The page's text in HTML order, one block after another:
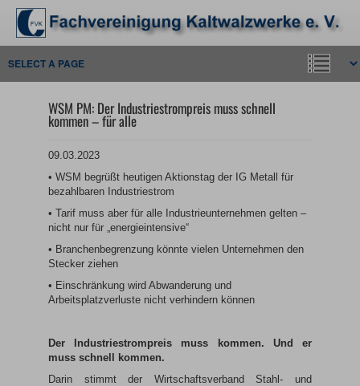
WSM PM: Der Industriestrompreis muss schnell
kommen – für alle
09.03.2023
• WSM begrüßt heutigen Aktionstag der IG Metall für
bezahlbaren Industriestrom
• Tarif muss aber für alle Industrieunternehmen gelten –
nicht nur für „energieintensive“
• Branchenbegrenzung könnte vielen Unternehmen den
Stecker ziehen
• Einschränkung wird Abwanderung und
Arbeitsplatzverluste nicht verhindern können
Der Industriestrompreis muss kommen. Und er
muss schnell kommen.
Darin stimmt der Wirtschaftsverband Stahl- und